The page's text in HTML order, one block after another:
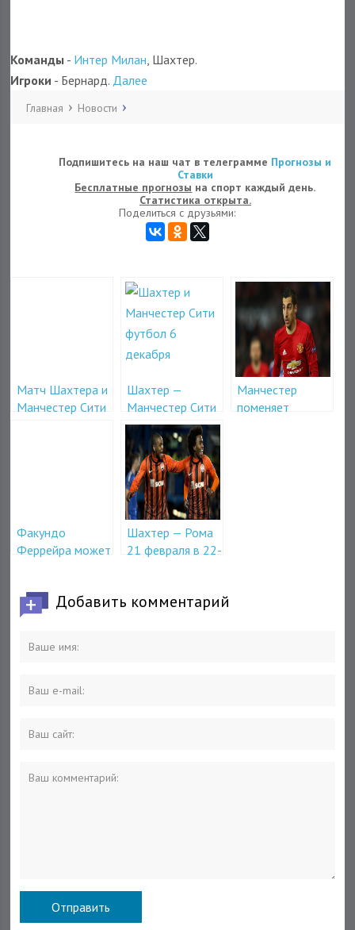
Команды - Интер Милан, Шахтер.
Игроки - Бернард. Далее
Главная Новости
Подпишитесь на наш чат в телеграмме Прогнозы и
Ставки
Бесплатные прогнозы на спорт каждый день.
Статистика открыта.
Поделиться с друзьями:
Матч Шахтера и
Манчестер Сити
Шахтер —
Манчестер Сити
6 декабря в 22-
45
Манчестер
поменяет
Факундо
Феррейра может
Шахтер — Рома
21 февраля в 22-
Добавить комментарий